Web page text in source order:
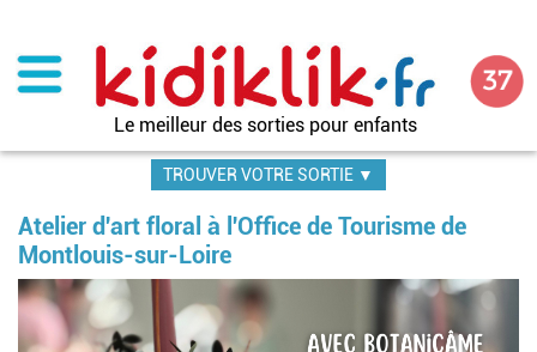
contenu
principal
Le meilleur des sorties pour enfants
TROUVER VOTRE SORTIE ▼
Atelier d'art floral à l'Office de Tourisme de
Montlouis-sur-Loire